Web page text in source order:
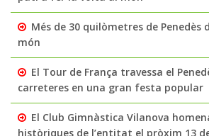
Més de 30 quilòmetres de Penedès
món
El Tour de França travessa el
carreteres en una gran festa popular
El Club Gimnàstica Vilanova
històriques de l’entitat el pròxim 13